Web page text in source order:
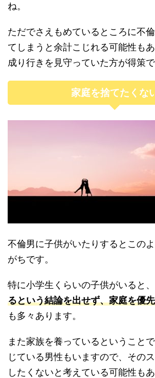
ね。
ただでさえもめているところに不
てしまうと余計こじれる可能性も
成り行きを見守っていた方が得策で
家庭を捨てたくな
不倫男に子供がいたりするとこの
がちです。
特に小学生くらいの子供がいると
るという結論を出せず、家庭を優
も多々あります。
また家族を養っているということ
じている男性もいますので、その
したくないと考えている可能性もあ